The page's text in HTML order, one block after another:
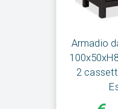
Armadio
2